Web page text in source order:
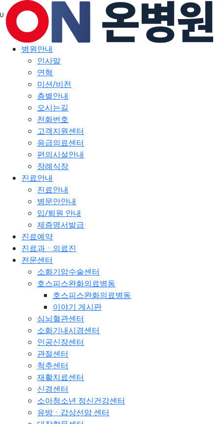
뉴
건
병원안내
인사말
연혁
미션/비전
층별안내
오시는길
전화번호
고객지원센터
응급의료센터
편의시설안내
장례식장
진료안내
진료안내
병문안안내
입/퇴원 안내
제증명서발급
진료예약
진료과ㆍ의료진
전문센터
소화기암수술센터
호스피스완화의료병동
호스피스완화의료병동
이야기 게시판
심뇌혈관센터
소화기내시경센터
인공신장센터
관절센터
척추센터
재활치료센터
신경센터
소아청소년 정신건강센터
유방ㆍ갑상선암 센터